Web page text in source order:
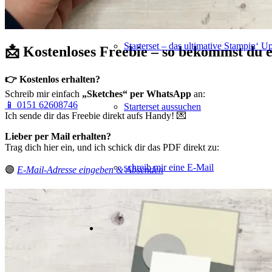
Starterset – das ultimative Stampin‘
Starterset aussuchen
schreib mir eine E-Mail
📩 Kostenloses Freebie – so bekommst du
👉 Kostenlos erhalten?
Schreib mir einfach „Sketches“ per WhatsApp an:
📱 0151 62608746
Ich sende dir das Freebie direkt aufs Handy! 💌
Lieber per Mail erhalten?
Trag dich hier ein, und ich schick dir das PDF direkt zu:
🟣 E-Mail-Adresse eingeben & Absenden